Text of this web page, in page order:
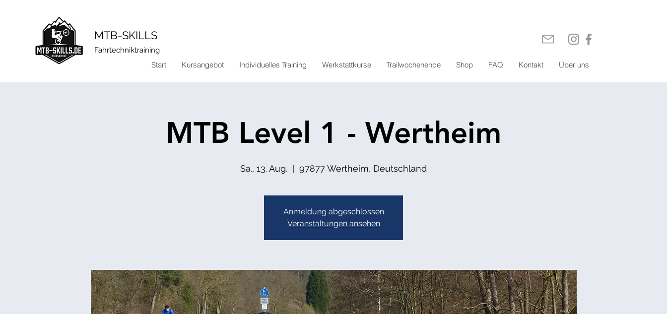
​MTB-SKILLS
Fahrtechniktraining
Start Kursangebot Individuelles Training Werkstattkurse Trailwochenende Shop FAQ Kontakt Über uns
MTB Level 1 - Wertheim
Sa., 13. Aug. 97877 Wertheim, Deutschland
Anmeldung abgeschlossen
Veranstaltungen ansehen